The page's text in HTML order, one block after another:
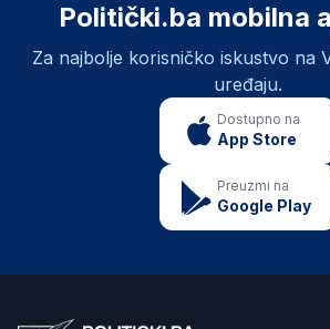
Politički.ba mobilna
Za najbolje korisničko iskustvo na
uređaju.
Dostupno na
App Store
Preuzmi na
Google Play